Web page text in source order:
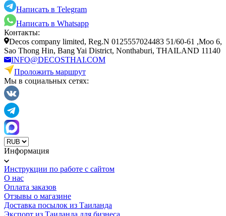
Написать в Telegram
Написать в Whatsapp
Контакты:
Decos company limited, Reg.N 0125557024483 51/60-61 ,Moo 6,
Sao Thong Hin, Bang Yai District, Nonthaburi, THAILAND 11140
INFO@DECOSTHAI.COM
Проложить маршрут
Мы в социальных сетях:
Информация
Инструкции по работе с сайтом
О нас
Оплата заказов
Отзывы о магазине
Доставка посылок из Таиланда
Экспорт из Таиланда для бизнеса